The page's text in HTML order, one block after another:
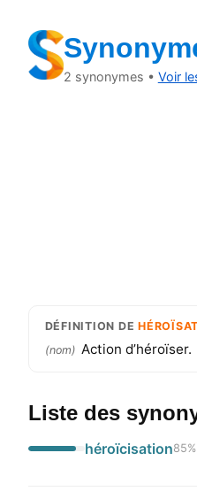
2 synonymes • Voir
DÉFINITION DE
(nom) Action d’héroïser.
Liste des
héroïcisation85%